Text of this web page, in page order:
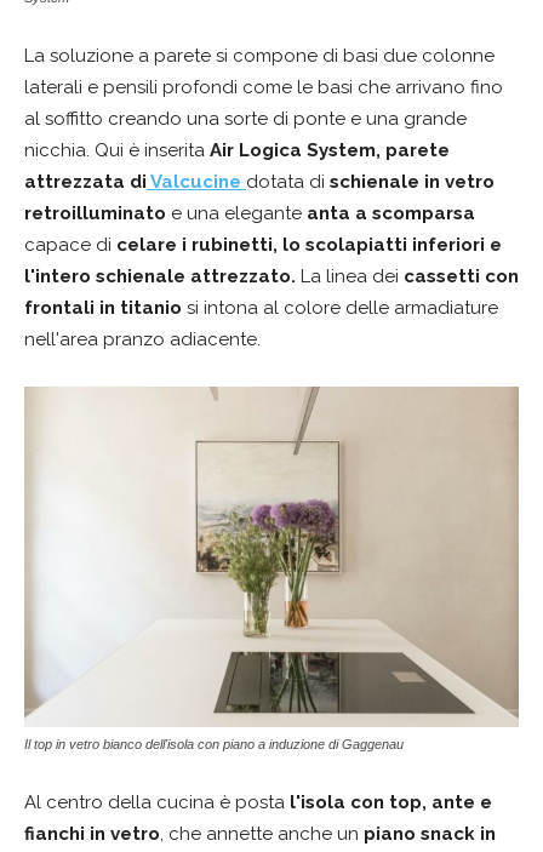
La soluzione a parete si compone di basi due colonne
laterali e pensili profondi come le basi che arrivano fino
al soffitto creando una sorte di ponte e una grande
nicchia. Qui è inserita Air Logica System, parete
attrezzata di Valcucine dotata di schienale in vetro
retroilluminato e una elegante anta a scomparsa
capace di celare i rubinetti, lo scolapiatti inferiori e
l'intero schienale attrezzato. La linea dei cassetti con
frontali in titanio si intona al colore delle armadiature
nell'area pranzo adiacente.
Il top in vetro bianco dell'isola con piano a induzione di Gaggenau
Al centro della cucina è posta l'isola con top, ante e
fianchi in vetro, che annette anche un piano snack in